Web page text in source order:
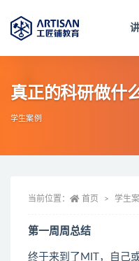
真正的科研做什
学生案例
当前位置： 首页 学生
第一周周总结
终于来到了MIT，自己